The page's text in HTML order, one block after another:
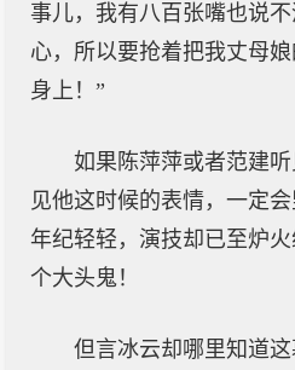
事儿，我有八百张嘴也说
心，所以要抢着把我丈母
身上！”
如果陈萍萍或者范建
见他这时候的表情，一定
年纪轻轻，演技却已至炉
个大头鬼！
但言冰云却哪里知道